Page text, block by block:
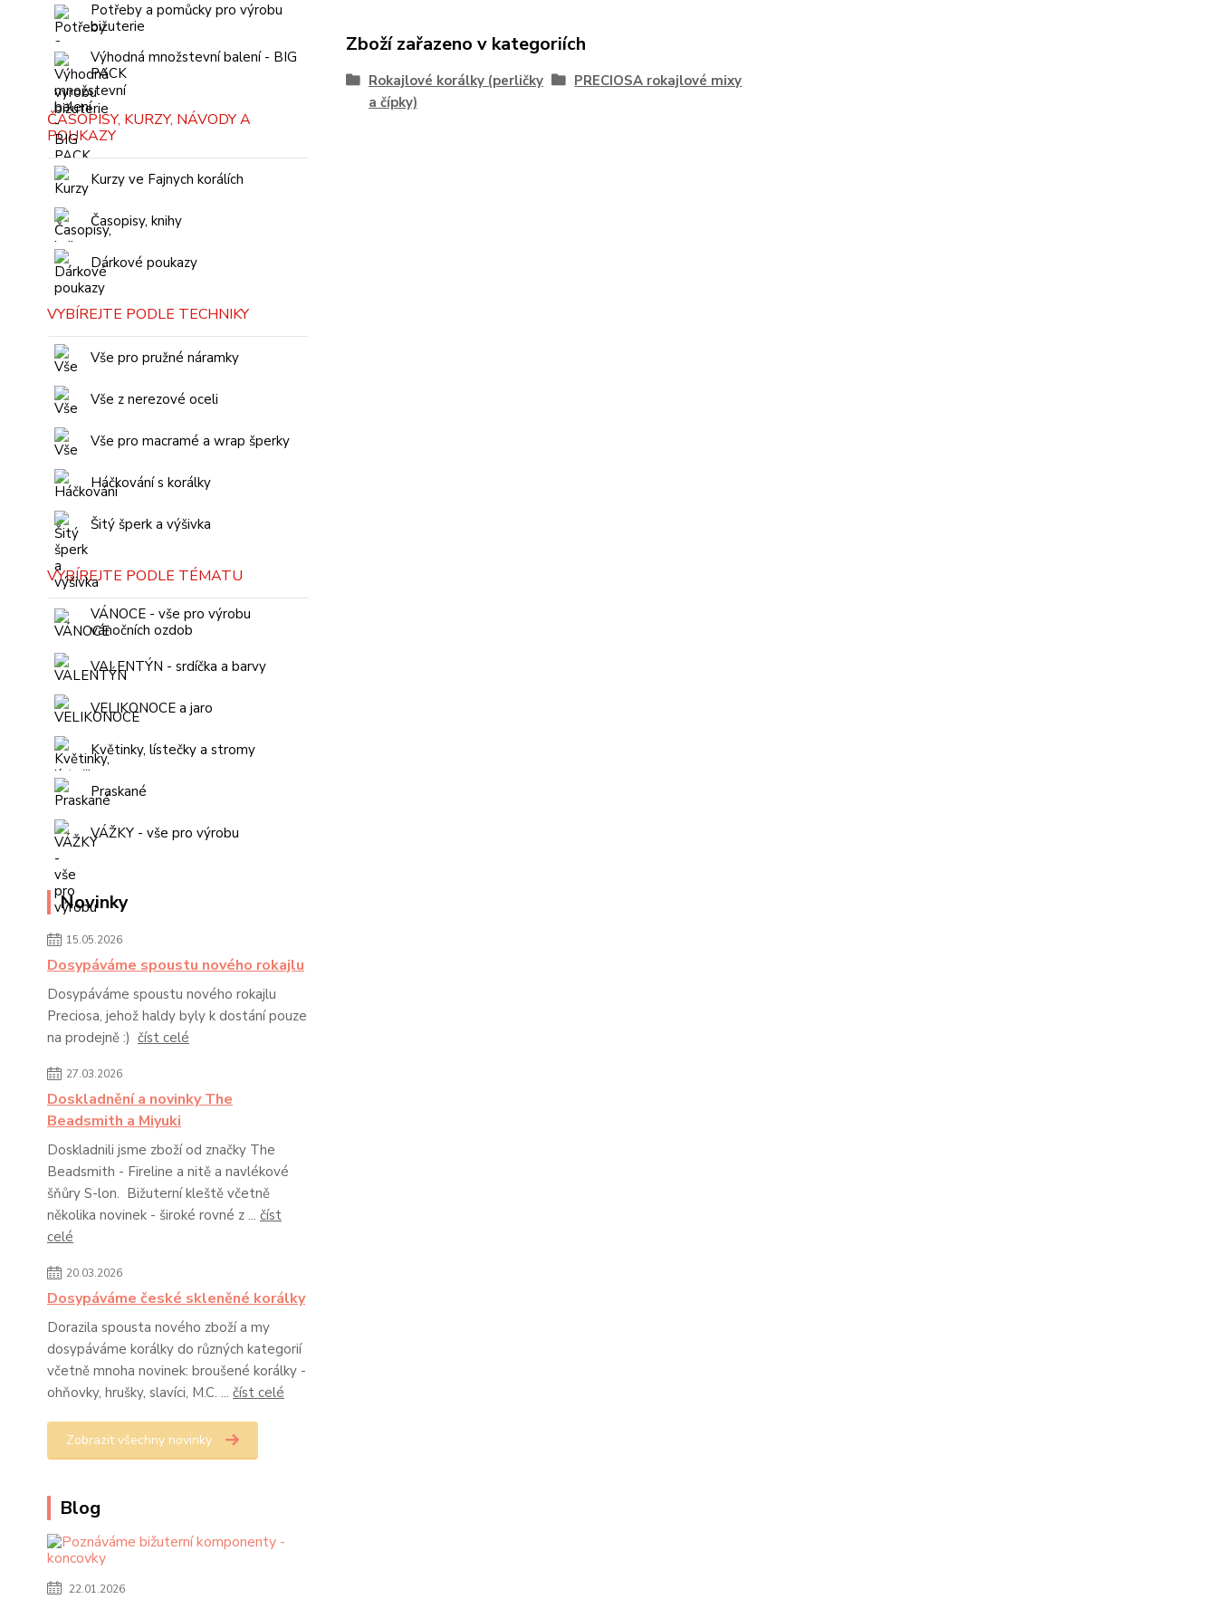
Potřeby a pomůcky pro výrobu
bižuterie
Výhodná množstevní balení - BIG
PACK
ČASOPISY, KURZY, NÁVODY A
POUKAZY
Kurzy ve Fajnych korálích
Časopisy, knihy
Dárkové poukazy
VYBÍREJTE PODLE TECHNIKY
Vše pro pružné náramky
Vše z nerezové oceli
Vše pro macramé a wrap šperky
Háčkování s korálky
Šitý šperk a výšivka
VYBÍREJTE PODLE TÉMATU
VÁNOCE - vše pro výrobu
vánočních ozdob
VALENTÝN - srdíčka a barvy
VELIKONOCE a jaro
Květinky, lístečky a stromy
Praskané
VÁŽKY - vše pro výrobu
Novinky
15.05.2026
Dosypáváme spoustu nového rokajlu
Dosypáváme spoustu nového rokajlu
Preciosa, jehož haldy byly k dostání pouze
na prodejně :) číst celé
27.03.2026
Doskladnění a novinky The
Beadsmith a Miyuki
Doskladnili jsme zboží od značky The
Beadsmith - Fireline a nitě a navlékové
šňůry S-lon. Bižuterní kleště včetně
několika novinek - široké rovné z ... číst
celé
20.03.2026
Dosypáváme české skleněné korálky
Dorazila spousta nového zboží a my
dosypáváme korálky do různých kategorií
včetně mnoha novinek: broušené korálky -
ohňovky, hrušky, slavíci, M.C. ... číst celé
Zobrazit všechny novinky
Blog
22.01.2026
Zboží zařazeno v kategoriích
Rokajlové korálky (perličky
a čípky)
PRECIOSA rokajlové mixy